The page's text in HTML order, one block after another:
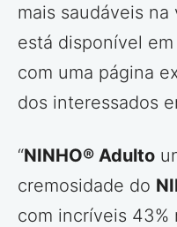
mais saudáveis na
está disponível
com uma página
dos interessados
“NINHO® Adulto
cremosidade do
com incríveis 43%